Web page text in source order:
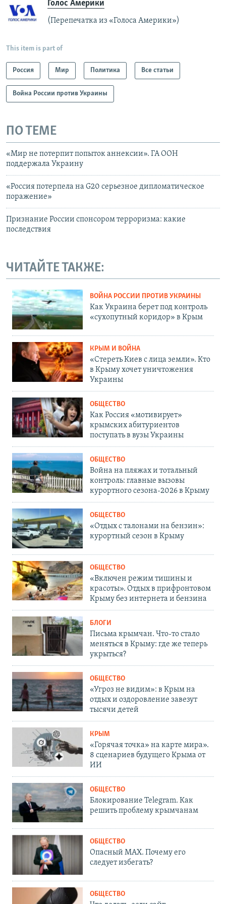
Голос Америки
(Перепечатка из «Голоса Америки»)
This item is part of
Россия Мир Политика Все статьи
Война России против Украины
ПО ТЕМЕ
«Мир не потерпит попыток аннексии». ГА ООН
поддержала Украину
«Россия потерпела на G20 серьезное дипломатическое
поражение»
Признание России спонсором терроризма: какие
последствия
ЧИТАЙТЕ ТАКЖЕ:
ВОЙНА РОССИИ ПРОТИВ УКРАИНЫ
Как Украина берет под контроль
«сухопутный коридор» в Крым
КРЫМ И ВОЙНА
«Стереть Киев с лица земли». Кто
в Крыму хочет уничтожения
Украины
ОБЩЕСТВО
Как Россия «мотивирует»
крымских абитуриентов
поступать в вузы Украины
ОБЩЕСТВО
Война на пляжах и тотальный
контроль: главные вызовы
курортного сезона-2026 в Крыму
ОБЩЕСТВО
«Отдых с талонами на бензин»:
курортный сезон в Крыму
ОБЩЕСТВО
«Включен режим тишины и
красоты». Отдых в прифронтовом
Крыму без интернета и бензина
БЛОГИ
Письма крымчан. Что-то стало
меняться в Крыму: где же теперь
укрыться?
ОБЩЕСТВО
«Угроз не видим»: в Крым на
отдых и оздоровление завезут
тысячи детей
КРЫМ
«Горячая точка» на карте мира».
8 сценариев будущего Крыма от
ИИ
ОБЩЕСТВО
Блокирование Telegram. Как
решить проблему крымчанам
ОБЩЕСТВО
Опасный MAX. Почему его
следует избегать?
ОБЩЕСТВО